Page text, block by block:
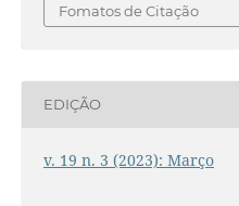
Fomatos de Citação
EDIÇÃO
v. 19 n. 3 (2023): Março